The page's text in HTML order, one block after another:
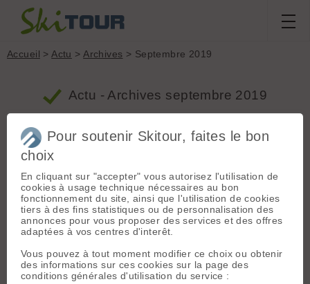
Accueil > Actu > Archives > Septembre 2019
Actu - Archives septembre 2019
-8 vote
«Les Andes sont l’une des régions du
Proposé par Jer le 27.09.19 à 15:42 :: www.liberation.fr ::
2697 vus :: 494 clics ::
18 commentaires::Nature et
Ecologie
Dans la chaîne sud-américaine, le recul des
glaciers s'est accéléré depuis l'an 2000 selon une
étude publiée mi-septembre dans «Nature
Geoscience». Explications avec la glaciologue Ines
Dussaillant. »
Pour soutenir Skitour, faites le bon
choix
En cliquant sur "accepter" vous autorisez l'utilisation de
cookies à usage technique nécessaires au bon
fonctionnement du site, ainsi que l'utilisation de cookies
tiers à des fins statistiques ou de personnalisation des
annonces pour vous proposer des services et des offres
adaptées à vos centres d'interêt.
Vous pouvez à tout moment modifier ce choix ou obtenir
des informations sur ces cookies sur la page des
conditions générales d'utilisation du service :